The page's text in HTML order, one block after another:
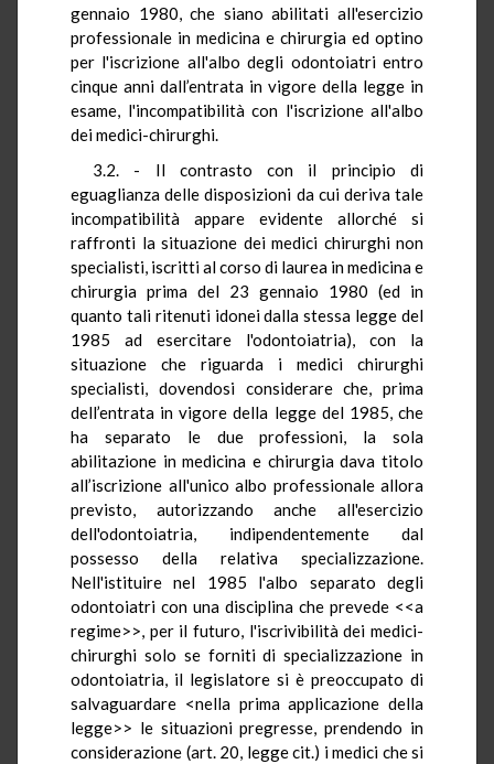
gennaio 1980, che siano abilitati all'esercizio
professionale in medicina e chirurgia ed optino
per l'iscrizione all'albo degli odontoiatri entro
cinque anni dall’entrata in vigore della legge in
esame, l'incompatibilità con l'iscrizione all'albo
dei medici-chirurghi.
3.2. - Il contrasto con il principio di
eguaglianza delle disposizioni da cui deriva tale
incompatibilità appare evidente allorché si
raffronti la situazione dei medici chirurghi non
specialisti, iscritti al corso di laurea in medicina e
chirurgia prima del 23 gennaio 1980 (ed in
quanto tali ritenuti idonei dalla stessa legge del
1985 ad esercitare l'odontoiatria), con la
situazione che riguarda i medici chirurghi
specialisti, dovendosi considerare che, prima
dell’entrata in vigore della legge del 1985, che
ha separato le due professioni, la sola
abilitazione in medicina e chirurgia dava titolo
all’iscrizione all'unico albo professionale allora
previsto, autorizzando anche all'esercizio
dell'odontoiatria, indipendentemente dal
possesso della relativa specializzazione.
Nell'istituire nel 1985 l'albo separato degli
odontoiatri con una disciplina che prevede <<a
regime>>, per il futuro, l'iscrivibilità dei medici-
chirurghi solo se forniti di specializzazione in
odontoiatria, il legislatore si è preoccupato di
salvaguardare <nella prima applicazione della
legge>> le situazioni pregresse, prendendo in
considerazione (art. 20, legge cit.) i medici che si